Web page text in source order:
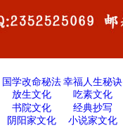
国学改命秘法 幸福人生秘诀
放生文化 吃素文化
书院文化 经典抄写
阴阳家文化 小说家文化